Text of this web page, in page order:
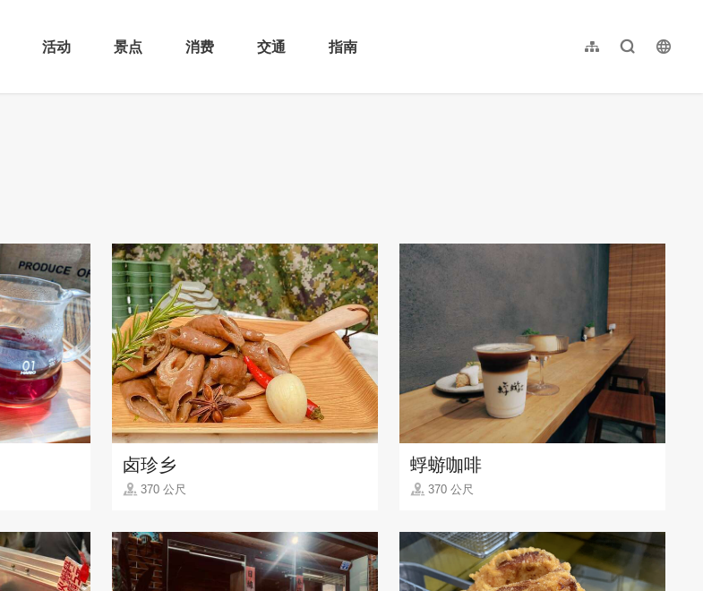
活动 景点 消费 交通 指南 网站导览全文检索
繁體中文
卤珍乡
370 公尺
蜉蝣咖啡
370 公尺